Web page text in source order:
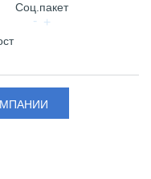
Соц.пакет